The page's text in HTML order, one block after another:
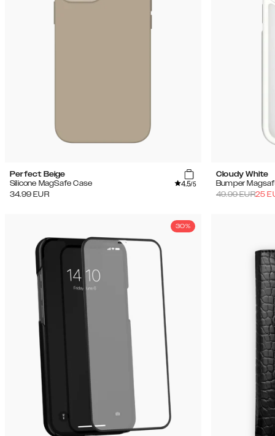
Perfect Beige
Silicone MagSafe Case
4.5/5
34.99 EUR
Cloudy White
Bumper
49.99EUR25
30%